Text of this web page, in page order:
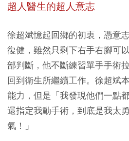
超人醫生的超人意志
徐超斌憶起回鄉的初衷，憑意
復健，雖然只剩下右手右腳可
部判斷，他不斷練習單手手術
回到衛生所繼續工作。徐超斌
能力，但是「我發現他們一點
還指定我動手術，到底是我太
氣！」